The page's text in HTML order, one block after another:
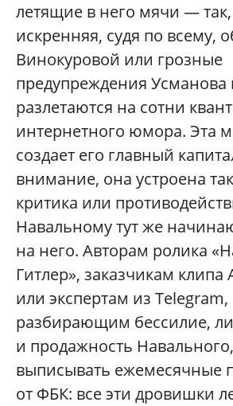
летящие в него мячи — так,
искренняя, судя по всему,
Винокуровой или грозные
предупреждения
разлетаются на сотни
интернетного юмора. Эта
создает его главный
внимание, она устроена
критика или
Навальному тут же
на него. Авторам ролика
Гитлер», заказчикам клипа
или экспертам из Telegram,
разбирающим бессилие,
и продажность
выписывать ежемесячные
от ФБК: все эти дровишки